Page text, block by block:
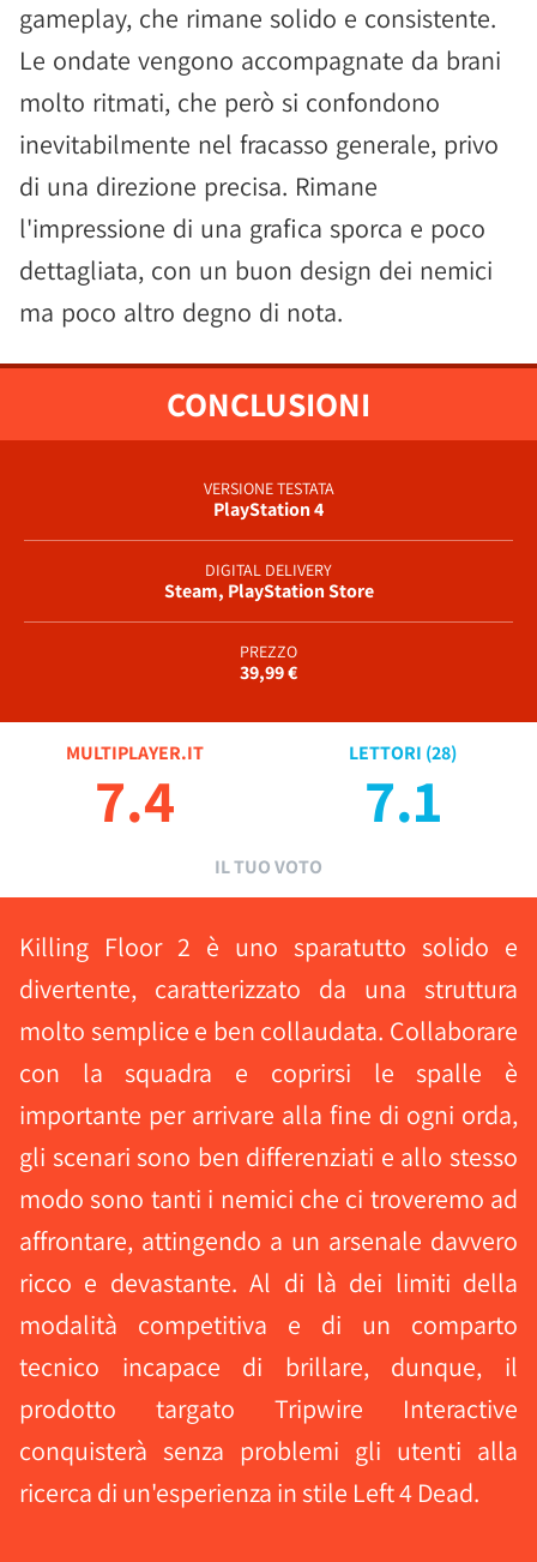
gameplay, che rimane solido e consistente.
Le ondate vengono accompagnate da brani
molto ritmati, che però si confondono
inevitabilmente nel fracasso generale, privo
di una direzione precisa. Rimane
l'impressione di una grafica sporca e poco
dettagliata, con un buon design dei nemici
ma poco altro degno di nota.
CONCLUSIONI
VERSIONE TESTATA
PlayStation 4
DIGITAL DELIVERY
Steam, PlayStation Store
PREZZO
39,99 €
MULTIPLAYER.IT
7.4
LETTORI (28)
7.1
IL TUO VOTO
Killing Floor 2 è uno sparatutto solido e
divertente, caratterizzato da una struttura
molto semplice e ben collaudata. Collaborare
con la squadra e coprirsi le spalle è
importante per arrivare alla fine di ogni orda,
gli scenari sono ben differenziati e allo stesso
modo sono tanti i nemici che ci troveremo ad
affrontare, attingendo a un arsenale davvero
ricco e devastante. Al di là dei limiti della
modalità competitiva e di un comparto
tecnico incapace di brillare, dunque, il
prodotto targato Tripwire Interactive
conquisterà senza problemi gli utenti alla
ricerca di un'esperienza in stile Left 4 Dead.